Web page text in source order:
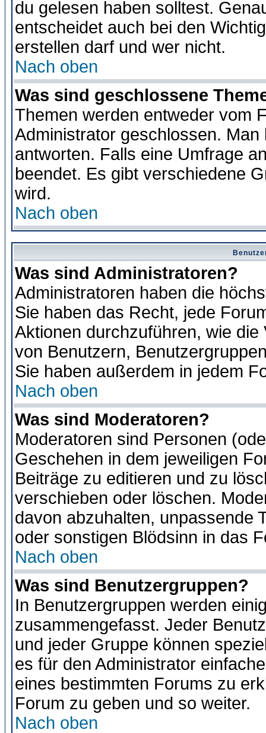
du gelesen haben solltest.
entscheidet auch bei den
erstellen darf und wer nicht.
Nach oben
Was sind geschlossene
Themen werden entweder vom
Administrator geschlossen.
antworten. Falls eine Umfrage
beendet. Es gibt verschiedene
wird.
Nach oben
Was sind Administratoren?
Administratoren haben die
Sie haben das Recht, jede
Aktionen durchzuführen, wie
von Benutzern,
Sie haben außerdem in jedem
Nach oben
Was sind Moderatoren?
Moderatoren sind Personen
Geschehen in dem jeweiligen
Beiträge zu editieren und zu
verschieben oder löschen.
davon abzuhalten, unpassende
oder sonstigen Blödsinn in das
Nach oben
Was sind Benutzergruppen?
In Benutzergruppen werden
zusammengefasst. Jeder
und jeder Gruppe können
es für den Administrator
eines bestimmten Forums zu
Forum zu geben und so weiter.
Nach oben